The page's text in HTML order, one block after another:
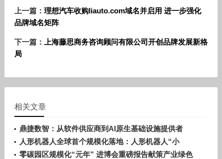
上一篇： 理想汽车收购liauto.com域名并启用 进一步强化
品牌域名矩阵
下一篇：
上海藤思商务咨询顾问有限公司开创品牌发展新格
局
相关文章
鼎捷数智：从软件供应商到AI原生基础设施提供者
人形机器人全球首个规模化落地：人形机器人“小
墨”进驻宁德时代电池生产线！
零碳园区规模化“元年” 进博会重磅报告献策产业绿色